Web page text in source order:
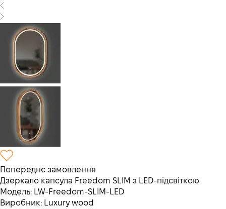
Попереднє замовлення
Дзеркало капсула Freedom SLIM з LED-підсвіткою
Модель: LW-Freedom-SLIM-LED
Виробник: Luxury wood